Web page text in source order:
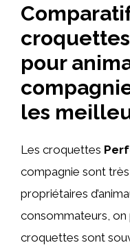
pour
les
Les croquettes
compagnie sont
propriétaires
consommateurs,
croquettes sont